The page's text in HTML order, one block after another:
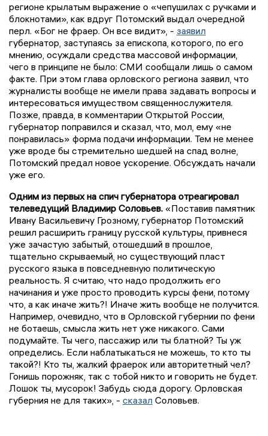
регионе крылатым выражение о «чепушилах с ручками и
блокнотами», как вдруг Потомский выдал очередной
перл. «Бог не фраер. Он все видит», - заявил
губернатор, заступаясь за епископа, которого, по его
мнению, осуждали средства массовой информации,
чего в принципе не было: СМИ сообщали лишь о самом
факте. При этом глава орловского региона заявил, что
журналисты вообще не имели права задавать вопросы и
интересоваться имуществом священнослужителя.
Позже, правда, в комментарии Открытой России,
губернатор поправился и сказал, что, мол, ему «не
понравилась» форма подачи информации. Тем не менее
уже вроде бы стремительно шедшей на спад волне,
Потомский предал новое ускорение. Обсуждать начали
уже его.
Одним из первых на спич губернатора отреагировал
телеведущий Владимир Соловьев. «Поставив памятник
Ивану Васильевичу Грозному, губернатор Потомский
решил расширить границу русской культуры, привнеся
уже зачастую забытый, отошедший в прошлое,
тщательно скрываемый, но существующий пласт
русского языка в повседневную политическую
реальность. Я считаю, что надо продолжить его
начинания и уже просто проводить курсы фени, потому
что, а как иначе жить?! Иначе жить вообще не получится.
Например, очевидно, что в Орловской губернии по фени
не ботаешь, смысла жить нет уже никакого. Сами
подумайте. Ты чего, пассажир или ты блатной? Ты уж
определись. Если наблатыкаться не можешь, то кто ты
такой?! Кто ты, жалкий фраерок или авторитетный чел?
Гонишь порожняк, так с тобой никто и говорить не будет.
Лошок ты, мусорок! Забудь сюда дорогу. Орловская
губерния не для таких», - сказал Соловьев.